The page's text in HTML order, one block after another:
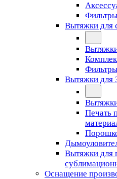
Фильтры
Вытяжки для
Фильтры
Вытяжки для
Печать
Вытяжки для
Оснащение